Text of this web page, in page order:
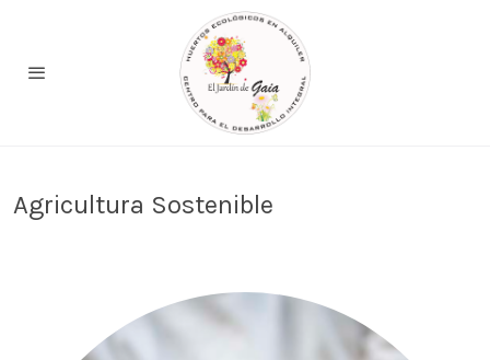
Agricultura Sostenible